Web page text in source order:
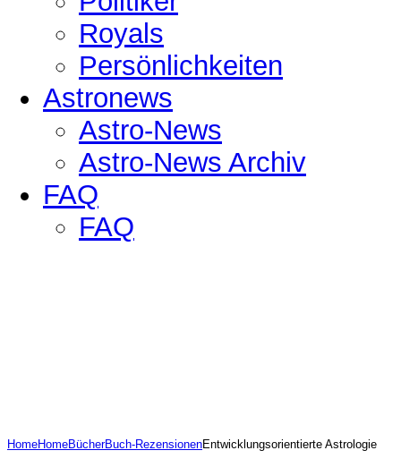
Royals
Persönlichkeiten
Astronews
Astro-News
Astro-News Archiv
FAQ
FAQ
HomeHomeBücherBuch-RezensionenEntwicklungsorientierte Astrologie